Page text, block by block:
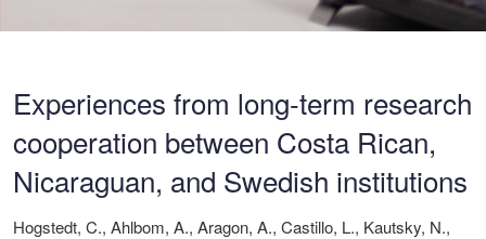
Experiences from long-term research
cooperation between Costa Rican,
Nicaraguan, and Swedish institutions
Hogstedt, C., Ahlbom, A., Aragon, A., Castillo, L., Kautsky, N.,